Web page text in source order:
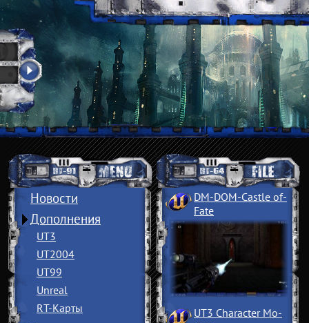
Новости
Дополнения
UT3
UT2004
UT99
Unreal
RT-Карты
DM-DOM-Castle of­
Fate
UT3 Character Mo­